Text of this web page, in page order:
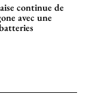
continue de
avec une